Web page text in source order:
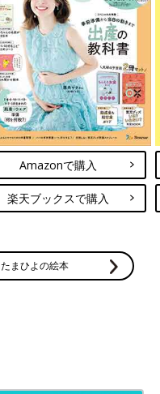
Amazonで購入
楽天ブックスで購入
たまひよの絵本